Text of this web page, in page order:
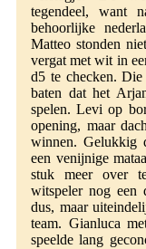
tegendeel, want
behoorlijke
Matteo stonden
vergat met wit in
d5 te checken.
baten dat het
spelen. Levi op
opening, maar
winnen. Gelukkig
een venijnige
stuk meer over
witspeler nog een
dus, maar
team. Gianluca
speelde lang